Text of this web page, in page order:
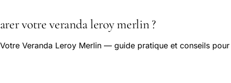
votre veranda leroy merlin ?
Veranda Leroy Merlin — guide pratique et conseils